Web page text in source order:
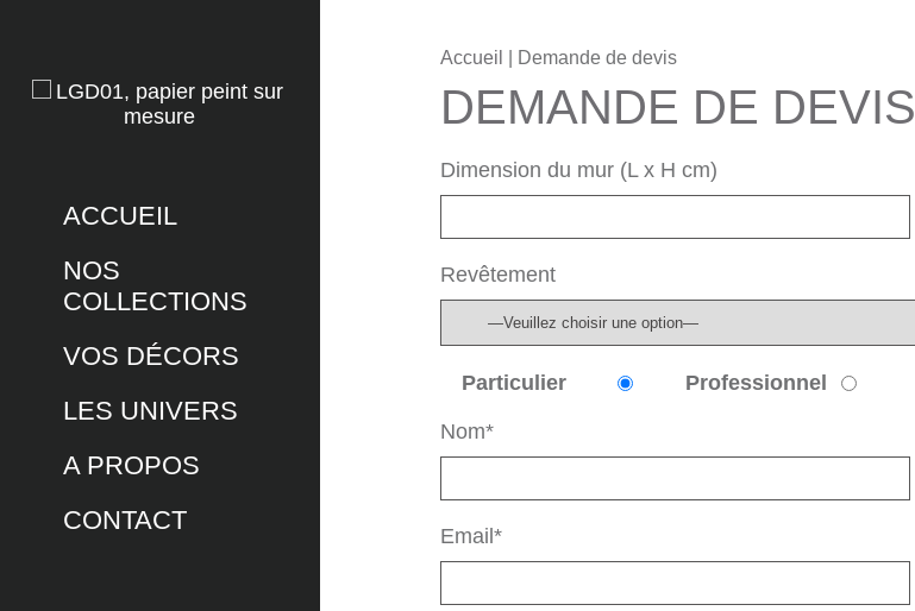
ACCUEIL
NOS
COLLECTIONS
VOS DÉCORS
LES UNIVERS
A PROPOS
CONTACT
Accueil | Demande de devis
DEMANDE DE DEVIS
Dimension du mur (L x H cm)
Revêtement
Particulier Professionnel
Nom*
Email*